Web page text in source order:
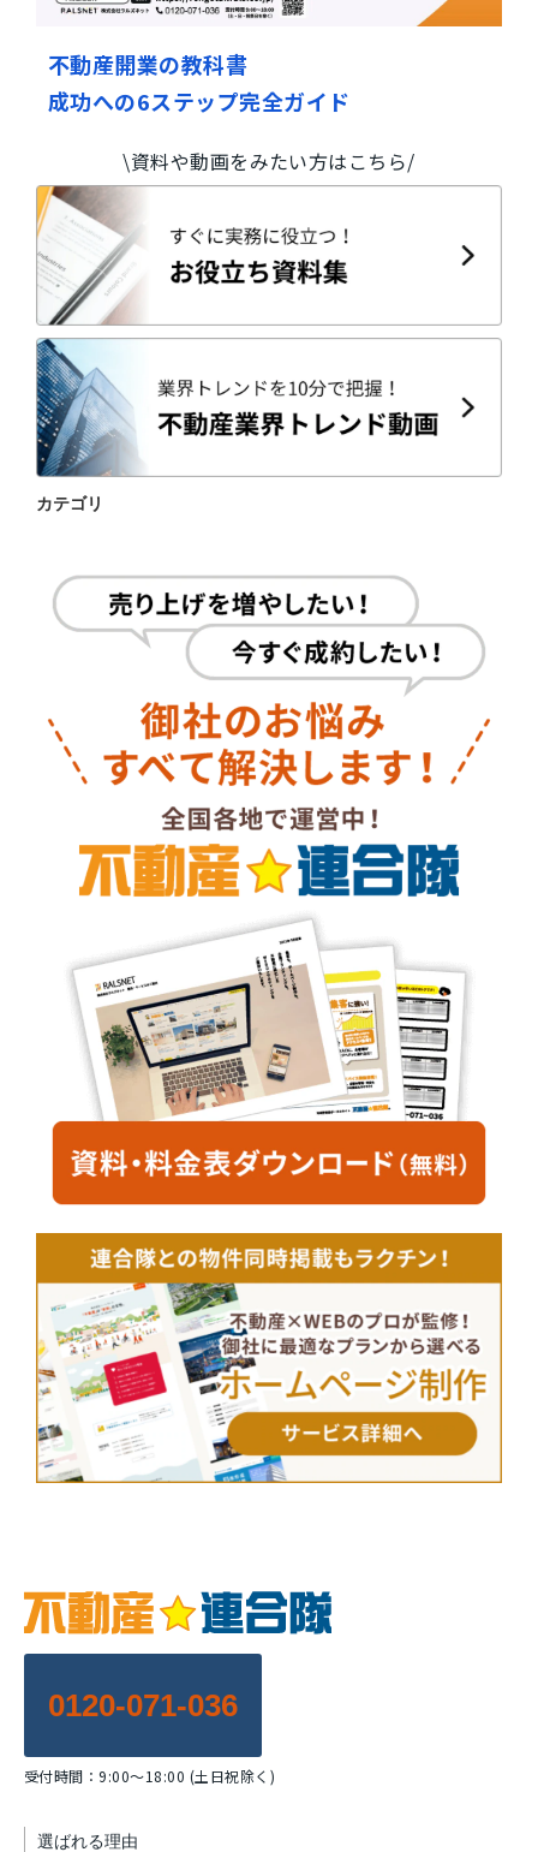
不動産開業の教科書
成功への6ステップ完全ガイド
\資料や動画をみたい方はこちら/
カテゴリ
0120-071-036
受付時間：9:00～18:00 (土日祝除く)
選ばれる理由